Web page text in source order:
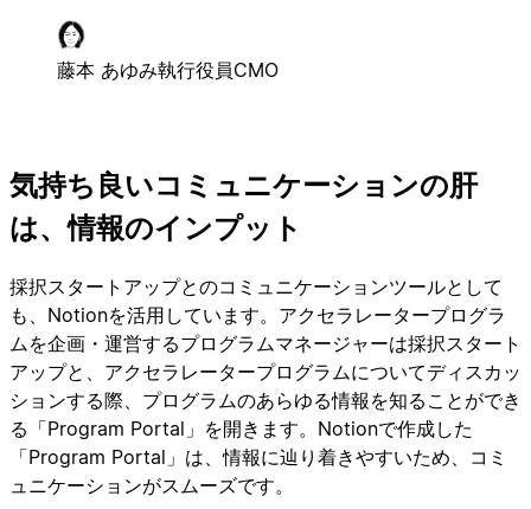
藤本 あゆみ執行役員CMO
気持ち良いコミュニケーションの肝
は、情報のインプット
採択スタートアップとのコミュニケーションツールとして
も、Notionを活用しています。アクセラレータープログラ
ムを企画・運営するプログラムマネージャーは採択スタート
アップと、アクセラレータープログラムについてディスカッ
ションする際、プログラムのあらゆる情報を知ることができ
る「Program Portal」を開きます。Notionで作成した
「Program Portal」は、情報に辿り着きやすいため、コミ
ュニケーションがスムーズです。